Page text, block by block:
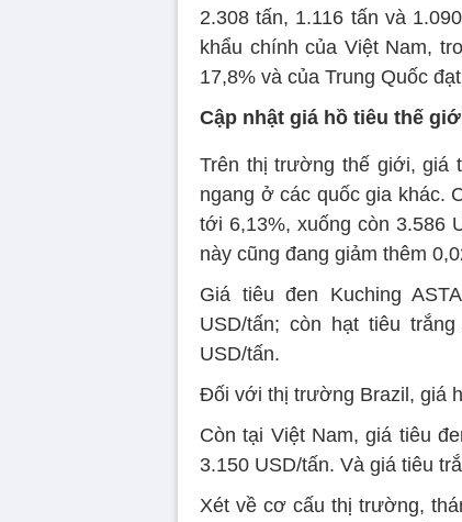
2.308 tấn, 1.116 tấn và
khẩu chính của Việt Nam,
17,8% và của Trung Quốc
Cập nhật giá hồ tiêu thế
Trên thị trường thế giới, giá
ngang ở các quốc gia khác.
tới 6,13%, xuống còn 3.586
này cũng đang giảm thêm
Giá tiêu đen Kuching
USD/tấn; còn hạt tiêu
USD/tấn.
Đối với thị trường Brazil, giá
Còn tại Việt Nam, giá tiêu
3.150 USD/tấn. Và giá tiêu
Xét về cơ cấu thị trường,